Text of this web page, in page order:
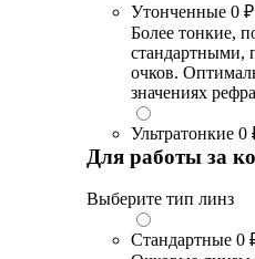
Утонченные 0 ₽
Более тонкие,
стандартными,
очков.
значениях
Ультратонкие 0
Для работы за
Выберите тип линз
Стандартные 0